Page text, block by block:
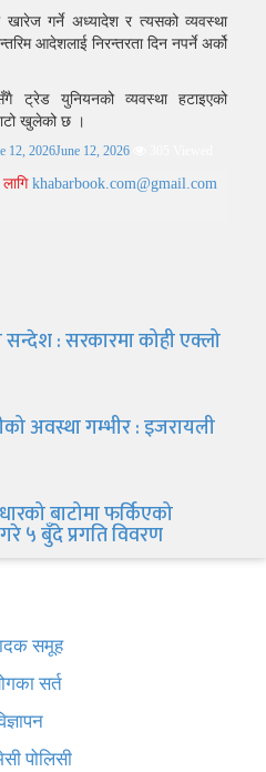
गर्ने अध्यादेश र त्यसको व्यवस्था
आदेशलाई निरन्तरता दिन नपर्ने अर्को
ट्रेड युनियनको व्यवस्था हटाइएको
खुलेको छ ।
12, 2026June 12, 2026
khabarbook.com@gmail.com
सन्देश : सरकारमा कोही एक्लो
अवस्था गम्भीर : इजरायली
बाटोमा फर्किएको
५ बुँदे प्रगति विवरण
समूह
सर्त
पोलिसी